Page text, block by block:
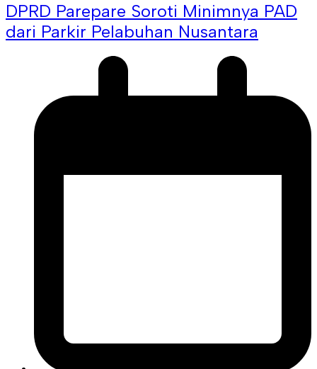
DPRD Parepare Soroti Minimnya PAD
dari Parkir Pelabuhan Nusantara